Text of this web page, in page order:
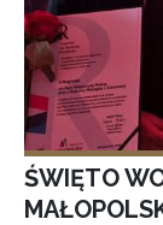
ŚWIĘTO